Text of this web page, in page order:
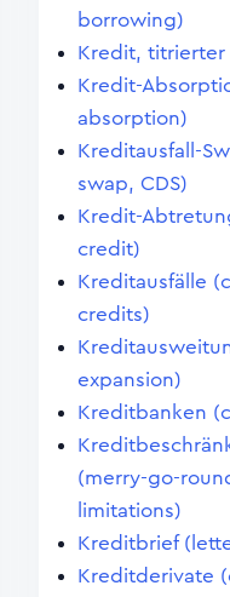
borrowing)
Kredit,
Kredit-
absorption)
Kreditausfall-
swap, CDS)
Kredit-
credit)
Kreditausfälle
credits)
expansion)
Kreditbanken
(merry-go-
limitations)
Kreditbrief
Kreditderivate